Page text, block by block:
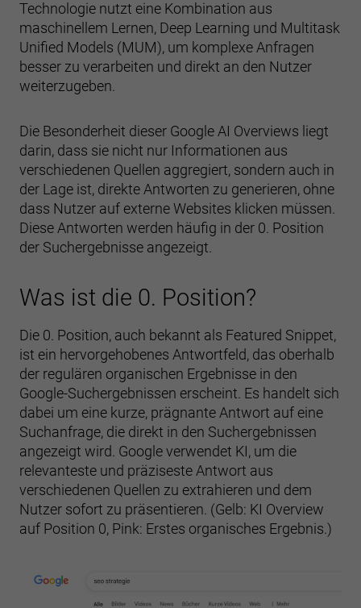
Technologie nutzt eine Kombination aus
maschinellem Lernen, Deep Learning und Multitask
Unified Models (MUM), um komplexe Anfragen
besser zu verarbeiten und direkt an den Nutzer
weiterzugeben.
Die Besonderheit dieser Google AI Overviews liegt
darin, dass sie nicht nur Informationen aus
verschiedenen Quellen aggregiert, sondern auch in
der Lage ist, direkte Antworten zu generieren, ohne
dass Nutzer auf externe Websites klicken müssen.
Diese Antworten werden häufig in der 0. Position
der Suchergebnisse angezeigt.
Was ist die 0. Position?
Die 0. Position, auch bekannt als Featured Snippet,
ist ein hervorgehobenes Antwortfeld, das oberhalb
der regulären organischen Ergebnisse in den
Google-Suchergebnissen erscheint. Es handelt sich
dabei um eine kurze, prägnante Antwort auf eine
Suchanfrage, die direkt in den Suchergebnissen
angezeigt wird. Google verwendet KI, um die
relevanteste und präziseste Antwort aus
verschiedenen Quellen zu extrahieren und dem
Nutzer sofort zu präsentieren. (Gelb: KI Overview
auf Position 0, Pink: Erstes organisches Ergebnis.)